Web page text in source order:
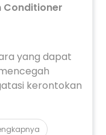
Conditioner
yang dapat
kerontokan